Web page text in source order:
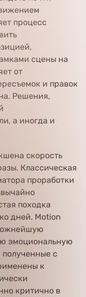
процесс
сцены на
от
и правок
Решения,
а иногда и
скорость
Классическая
проработки
походка
дней. Motion
эмоциональную
полученные с
к
критично в